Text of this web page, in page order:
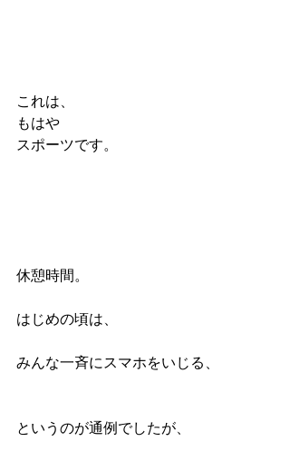
これは、
もはや
スポーツです。
休憩時間。
はじめの頃は、
みんな一斉にスマホをいじる、
というのが通例でしたが、